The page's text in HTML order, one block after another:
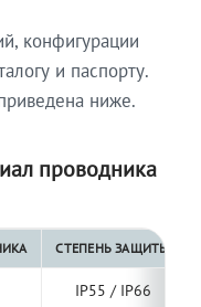
конфигурации
и паспорту.
ниже.
проводника
СТЕПЕНЬ ЗАЩИТЫ
IP55 / IP66